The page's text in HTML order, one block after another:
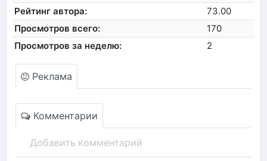
Рейтинг автора:
73.00
Просмотров всего:
170
Просмотров за неделю:
2
Реклама
Комментарии
Добавить комментарий